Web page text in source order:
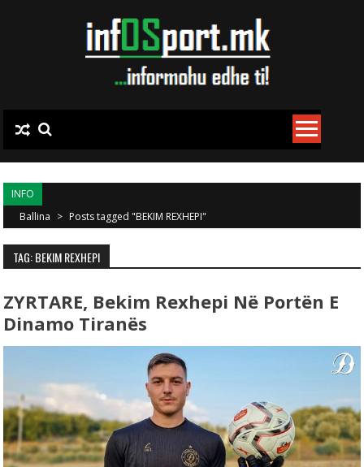
INFO
Ballina > Posts tagged "BEKIM REXHEPI"
TAG: BEKIM REXHEPI
ZYRTARE, Bekim Rexhepi Në Portën E
Dinamo Tiranës